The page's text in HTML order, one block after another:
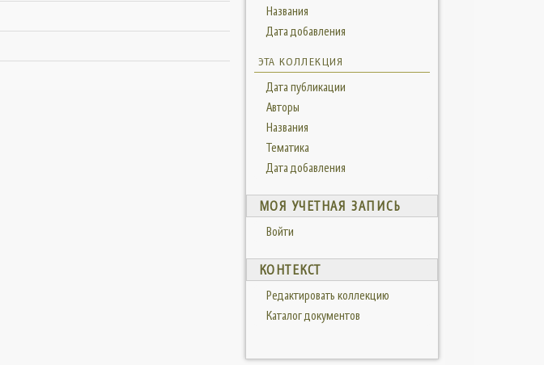
Названия
Дата добавления
ЭТА КОЛЛЕКЦИЯ
Дата публикации
Авторы
Названия
Тематика
Дата добавления
МОЯ УЧЕТНАЯ ЗАПИСЬ
Войти
КОНТЕКСТ
Редактировать коллекцию
Каталог документов